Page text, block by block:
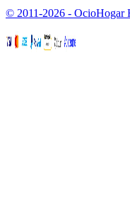
© 2011-2026 - OcioHogar